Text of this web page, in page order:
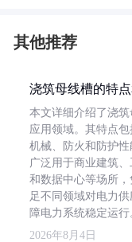
其他推荐
浇筑母线槽的特
本文详细介绍了浇
应用领域。其特点包
机械、防火和防护性
广泛用于商业建筑
和数据中心等场所
足不同领域对电力
障电力系统稳定运行
2026年8月4日